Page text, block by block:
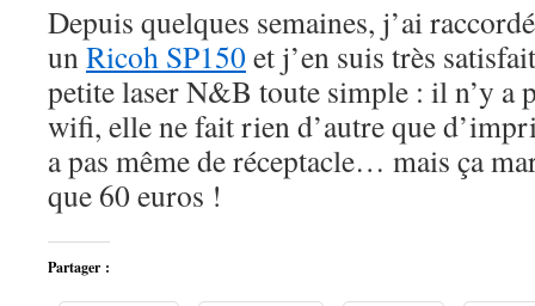
Depuis quelques semaines, j’ai
unRicoh SP150et j’en suis très
petite laser N&B toute simple : il n’y a
wifi, elle ne fait rien d’autre que
a pas même de réceptacle… mais ça
que 60 euros !
Partager :